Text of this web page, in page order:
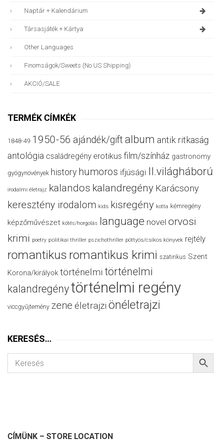
Naptár + Kalendárium
Társasjáték + Kártya
Other Languages
Finomságok/sweets (no US Shipping)
AKCIÓ/SALE
TERMÉK CÍMKÉK
1848-49 1950-56 ajándék/giftalbum antik ritkaság
antológia családregény erotikus film/színház gastronomy
gyógynövények history humoros ifjúsági II.világháború
irodalmi életrajz kalandos kalandregény Karácsony
keresztény irodalom kids kisregény kotta kémregény
képzőművészet kötés/horgolás language novel orvosi
krimi poetry politikai thriller pszichothriller pöttyös/csíkos könyvek rejtély
romantikus romantikus krimi szatirikus Szent
Korona/királyok történelmi történelmi
kalandregénytörténelmi regény
viccgyűjtemény zene életrajzi önéletrajzi
KERESÉS…
CÍMÜNK – STORE LOCATION